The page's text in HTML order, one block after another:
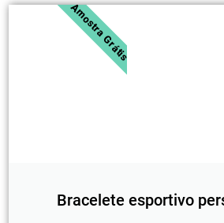
Bracelete esportivo
Amostra Grátis